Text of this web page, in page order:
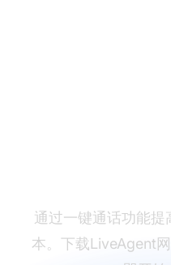
通过一键通话功能
本。下载LiveAgent